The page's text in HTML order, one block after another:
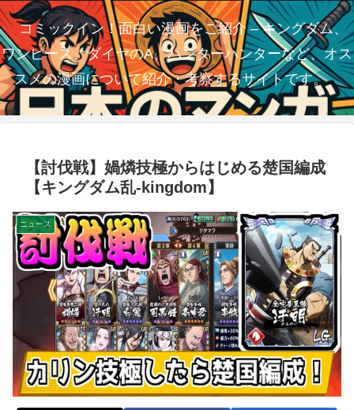
コミックイン！面白い漫画をご紹介 – キングダム、
ワンピース、ダイヤのA、ハンターハンターなど、オス
スメの漫画について紹介・考察するサイトです。
【討伐戦】媧燐技極からはじめる楚国編成
【キングダム乱-kingdom】
ニュース